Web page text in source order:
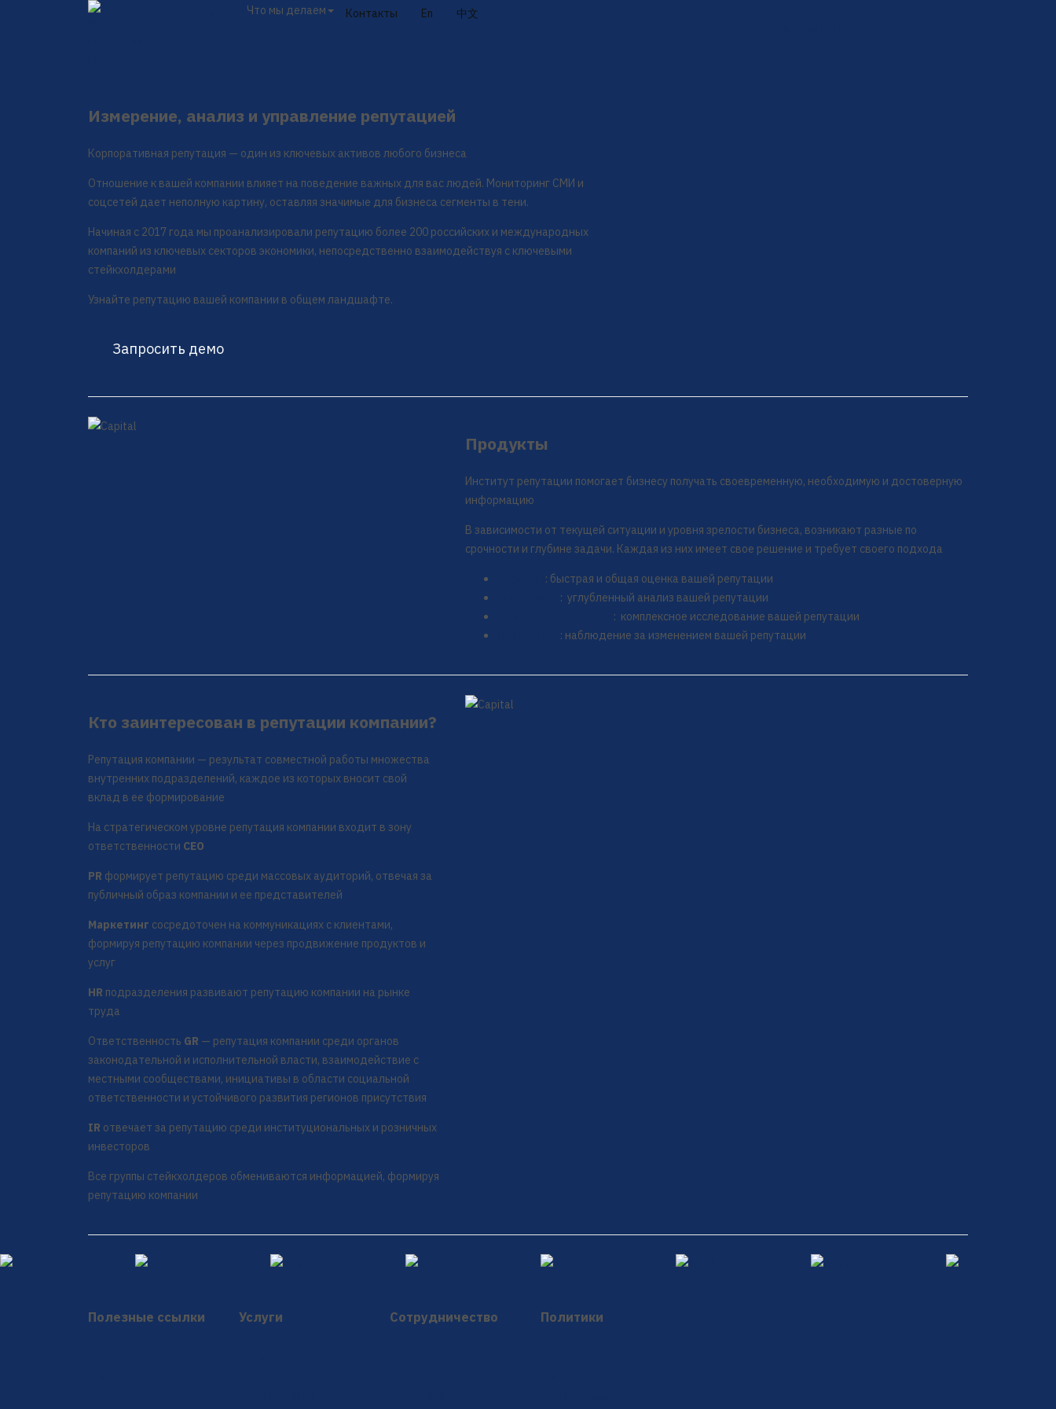
Что мы делаем Контакты En
中文
Измерение, анализ и управление репутацией
Корпоративная репутация — один из ключевых активов любого бизнеса
Отношение к вашей компании влияет на поведение важных для вас людей. Мониторинг СМИ и
соцсетей дает неполную картину, оставляя значимые для бизнеса сегменты в тени.
Начиная с 2017 года мы проанализировали репутацию более 200 российских и международных
компаний из ключевых секторов экономики, непосредственно взаимодействуя с ключевыми
стейкхолдерами
Узнайте репутацию вашей компании в общем ландшафте.
Запросить демо
Продукты
Институт репутации помогает бизнесу получать своевременную, необходимую и достоверную
информацию
В зависимости от текущей ситуации и уровня зрелости бизнеса, возникают разные по
срочности и глубине задачи. Каждая из них имеет свое решение и требует своего подхода
: быстрая и общая оценка вашей репутации
: углубленный анализ вашей репутации
: комплексное исследование вашей репутации
: наблюдение за изменением вашей репутации
Кто заинтересован в репутации компании?
Репутация компании — результат совместной работы множества
внутренних подразделений, каждое из которых вносит свой
вклад в ее формирование
На стратегическом уровне репутация компании входит в зону
ответственности CEO
PR формирует репутацию среди массовых аудиторий, отвечая за
публичный образ компании и ее представителей
Маркетинг сосредоточен на коммуникациях с клиентами,
формируя репутацию компании через продвижение продуктов и
услуг
HR подразделения развивают репутацию компании на рынке
труда
Ответственность GR — репутация компании среди органов
законодательной и исполнительной власти, взаимодействие с
местными сообществами, инициативы в области социальной
ответственности и устойчивого развития регионов присутствия
IR отвечает за репутацию среди институциональных и розничных
инвесторов
Все группы стейкхолдеров обмениваются информацией, формируя
репутацию компании
Полезные ссылки Услуги Сотрудничество Политики